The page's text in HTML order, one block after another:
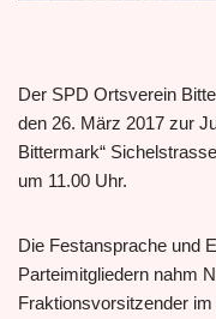
Der SPD Ortsverein
den 26. März 2017 zur
Bittermark“
um 11.00 Uhr.
Die Festansprache und
Parteimitgliedern nahm
Fraktionsvorsitzender